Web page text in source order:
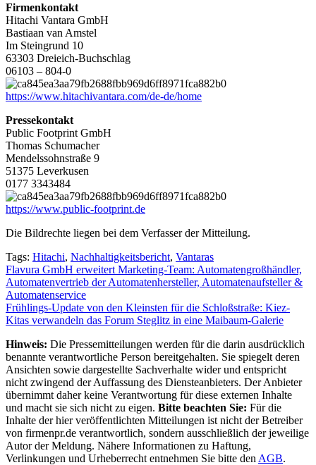
Firmenkontakt
Hitachi Vantara GmbH
Bastiaan van Amstel
Im Steingrund 10
63303 Dreieich-Buchschlag
06103 – 804-0
https://www.hitachivantara.com/de-de/home
Pressekontakt
Public Footprint GmbH
Thomas Schumacher
Mendelssohnstraße 9
51375 Leverkusen
0177 3343484
https://www.public-footprint.de
Die Bildrechte liegen bei dem Verfasser der Mitteilung.
Tags: Hitachi, Nachhaltigkeitsbericht, Vantaras
Beitragsnavigation
Flavura GmbH erweitert Marketing-Team: Automatengroßhändler,
Automatenvertrieb der Automatenhersteller, Automatenaufsteller &
Automatenservice
Frühlings-Update von den Kleinsten für die Schloßstraße: Kiez-
Kitas verwandeln das Forum Steglitz in eine Maibaum-Galerie
Hinweis: Die Pressemitteilungen werden für die darin ausdrücklich
benannte verantwortliche Person bereitgehalten. Sie spiegelt deren
Ansichten sowie dargestellte Sachverhalte wider und entspricht
nicht zwingend der Auffassung des Diensteanbieters. Der Anbieter
übernimmt daher keine Verantwortung für diese externen Inhalte
und macht sie sich nicht zu eigen. Bitte beachten Sie: Für die
Inhalte der hier veröffentlichten Mitteilungen ist nicht der Betreiber
von firmenpr.de verantwortlich, sondern ausschließlich der jeweilige
Autor der Meldung. Nähere Informationen zu Haftung,
Verlinkungen und Urheberrecht entnehmen Sie bitte den AGB.